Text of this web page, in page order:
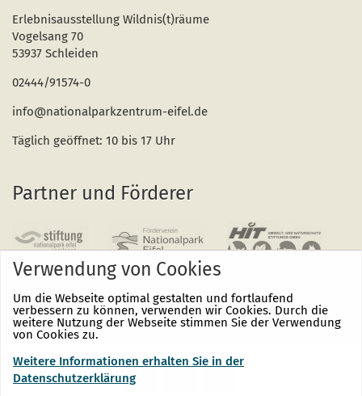
Erlebnisausstellung Wildnis(t)räume
Vogelsang 70
53937 Schleiden
02444/91574-0
info@nationalparkzentrum-eifel.de
Täglich geöffnet: 10 bis 17 Uhr
Partner und Förderer
NationalparkNationalparkNationalpark
Verwendung von Cookies
Um die Webseite optimal gestalten und fortlaufend
verbessern zu können, verwenden wir Cookies. Durch die
weitere Nutzung der Webseite stimmen Sie der Verwendung
von Cookies zu.
Weitere Informationen erhalten Sie in der
Datenschutzerklärung